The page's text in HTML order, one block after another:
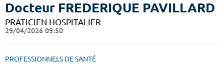
Docteur FREDERIQUE PAVILLARD
PRATICIEN HOSPITALIER
29/04/2026 09:50
PROFESSIONNELS DE SANTÉ